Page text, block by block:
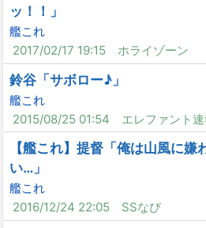
ッ！！」
艦これ
2017/02/17 19:15
ホライゾーン
鈴谷「サボロー♪」
艦これ
2015/08/25 01:54
エレファント
【艦これ】提督「俺は山風に
い…」
艦これ
2016/12/24 22:05
SSなび